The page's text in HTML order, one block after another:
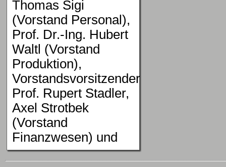
Thomas Sigi
(Vorstand Personal),
Prof. Dr.-Ing. Hubert
Waltl (Vorstand
Produktion),
Vorstandsvorsitzender
Prof. Rupert Stadler,
Axel Strotbek
(Vorstand
Finanzwesen) und